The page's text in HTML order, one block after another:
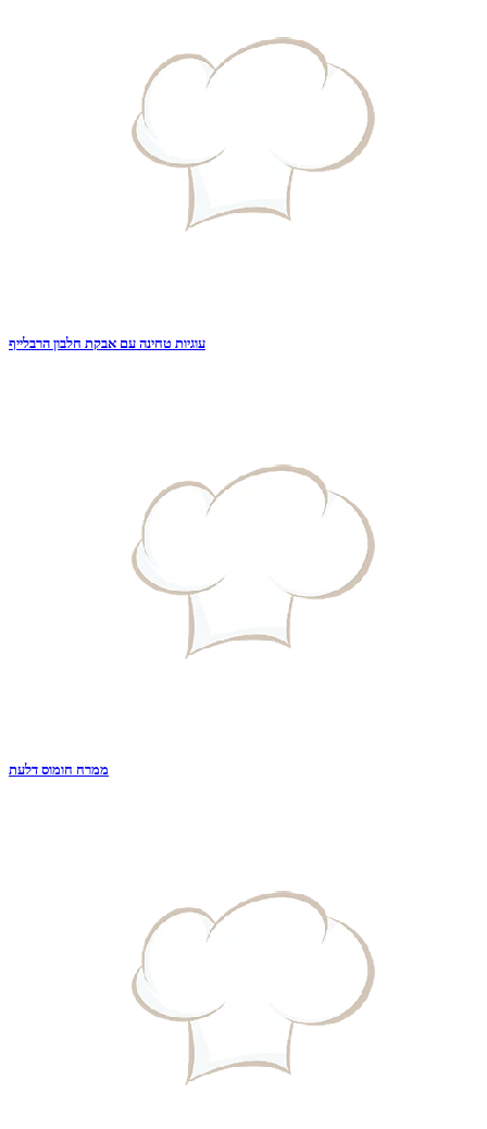
עוגיות טחינה עם אבקת חלבון הרבלייף
ממרח חומוס דלעת